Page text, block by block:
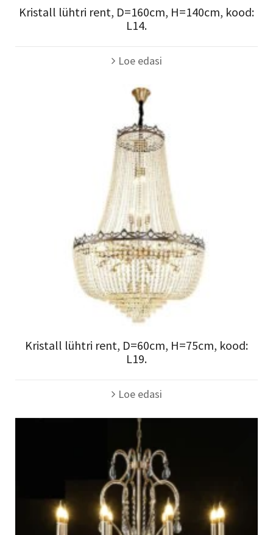
Kristall lühtri rent, D=160cm, H=140cm, kood:
L14.
Loe edasi
Kristall lühtri rent, D=60cm, H=75cm, kood:
L19.
Loe edasi